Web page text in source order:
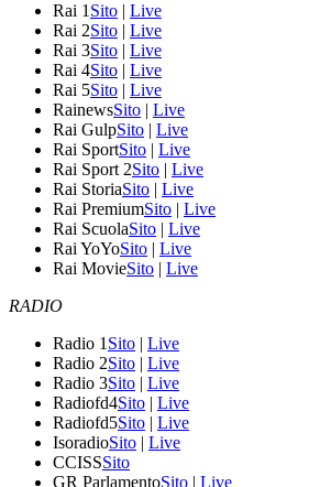
Rai 1 Sito | Live
Rai 2Sito | Live
Rai 3Sito | Live
Rai 4Sito | Live
Rai 5Sito | Live
RainewsSito | Live
Rai GulpSito | Live
Rai SportSito | Live
Rai Sport 2Sito | Live
Rai StoriaSito | Live
Rai PremiumSito | Live
Rai ScuolaSito | Live
Rai YoYoSito | Live
Rai MovieSito | Live
RADIO
Radio 1 Sito | Live
Radio 2Sito | Live
Radio 3Sito | Live
Radiofd4Sito | Live
Radiofd5Sito | Live
IsoradioSito | Live
CCISSSito
GR ParlamentoSito | Live